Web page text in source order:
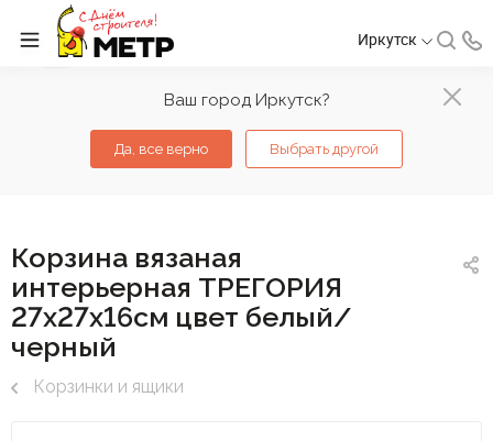
Ваш город Иркутск?
Да, все верно Выбрать другой
Иркутск
Корзина вязаная
интерьерная ТРЕГОРИЯ
27х27х16см цвет белый/
черный
Корзинки и ящики